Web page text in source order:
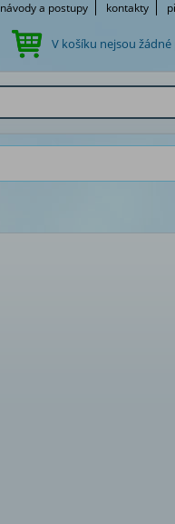
návody a postupy kontakty
V košíku nejsou